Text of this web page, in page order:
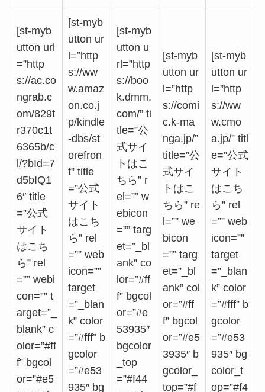
[st-myb
utton url
=”http
s://ac.co
ngrab.c
om/829t
r370c1t
6365b/c
l/?bId=7
d5bIQ1
6″ title
=”公式
サイト
はこち
ら” rel
=”” webi
con=”” t
arget=”_
blank” c
olor=”#ff
f” bgcol
or=”#e5
[st-myb
utton ur
l=”http
s://ww
w.amaz
on.co.j
p/kindle
-dbs/st
orefron
t” title
=”公式
サイト
はこち
ら” rel
=”” web
icon=””
target
=”_blan
k” color
=”#fff” b
gcolor
=”#e53
935″ bg
[st-myb
utton u
rl=”http
s://boo
k.dmm.
com/” ti
tle=”公
式サイ
トはこ
ちら” r
el=”” w
ebicon
=”” targ
et=”_bl
ank” co
lor=”#ff
f” bgcol
or=”#e
53935″
bgcolor
_top
=”#f44
[st-myb
utton ur
l=”http
s://comi
c.k-ma
nga.jp/”
title=”公
式サイ
トはこ
ちら” re
l=”” we
bicon
=”” targ
et=”_bl
ank” col
or=”#ff
f” bgcol
or=”#e5
3935″ b
gcolor_
top=”#f
[st-myb
utton ur
l=”http
s://ww
w.cmo
a.jp/” titl
e=”公式
サイト
はこち
ら” rel
=”” web
icon=””
target
=”_blan
k” color
=”#fff” b
gcolor
=”#e53
935″ bg
color_t
op=”#f4